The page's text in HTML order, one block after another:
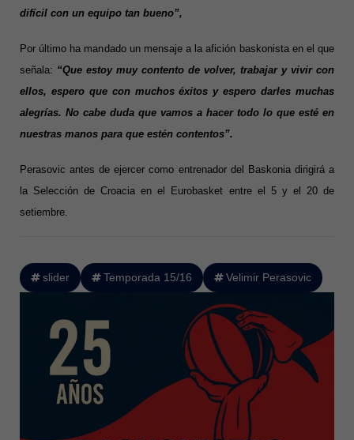
difícil con un equipo tan bueno”,
Por último ha mandado un mensaje a la afición baskonista en el que
señala: “Que estoy muy contento de volver, trabajar y vivir con
ellos, espero que con muchos éxitos y espero darles muchas
alegrías. No cabe duda que vamos a hacer todo lo que esté en
nuestras manos para que estén contentos”.
Perasovic antes de ejercer como entrenador del Baskonia dirigirá a
la Selección de Croacia en el Eurobasket entre el 5 y el 20 de
setiembre.
slider Temporada 15/16 Velimir Perasovic